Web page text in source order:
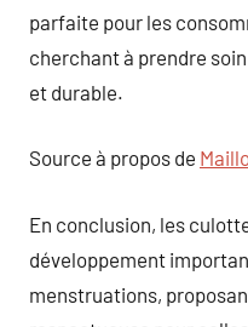
parfaite pour les
cherchant à prendre
et durable.
Source à propos de
En conclusion, les
développement
menstruations,